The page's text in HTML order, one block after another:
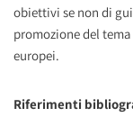
obiettivi se non di
promozione del
europei.
Riferimenti